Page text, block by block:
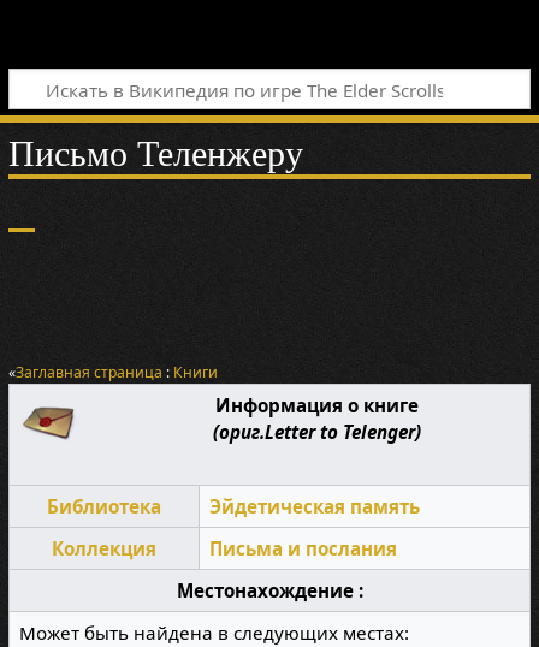
Письмо Теленжеру
«Заглавная страница : Книги
Информация о книге
(ориг.Letter to Telenger)
Библиотека
Эйдетическая память
Коллекция
Письма и послания
Местонахождение :
Может быть найдена в следующих местах: